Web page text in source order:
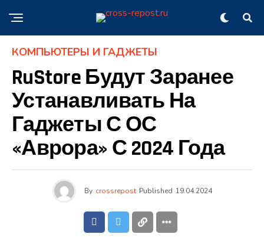
КОМПЬЮТЕРЫ И ГАДЖЕТЫ
RuStore Будут Заранее
Устанавливать На
Гаджеты С ОС
«Аврора» С 2024 Года
By crossrepost Published 19.04.2024